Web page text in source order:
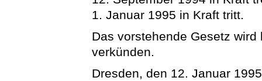
1. Januar 1995 in Kraft tritt.
Das vorstehende Gesetz
verkünden.
Dresden, den 12. Januar 1995